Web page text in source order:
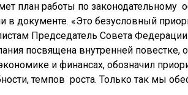
план работы по законодательному
в документе. «Это безусловный
Председатель Совета
посвящена внутренней повестке,
и финансах, обозначил
темпов роста. Только так мы